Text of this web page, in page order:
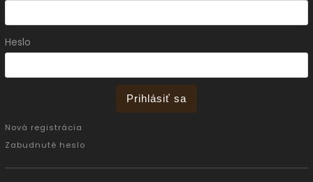
Heslo
Prihlásiť sa
Nová registrácia
Zabudnuté heslo